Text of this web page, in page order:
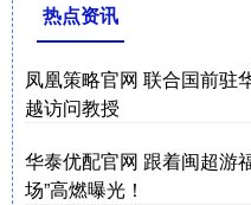
热点资讯
凤凰策略官网 联合国前驻
越访问教授
华泰优配官网 跟着闽超游
场”高燃曝光！